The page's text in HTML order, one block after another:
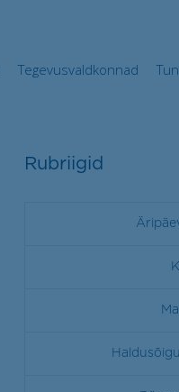
Tegevusvaldkonnad
Rubriigid